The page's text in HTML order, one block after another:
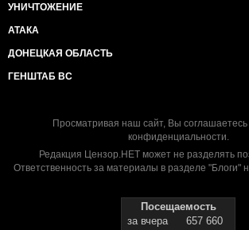
УНИЧТОЖЕНИЕ
АТАКА
ДОНЕЦКАЯ ОБЛАСТЬ
ГЕНШТАБ ВС
Просматривая наш сайт, Вы соглашаетесь
конфиденциальности.
Редакция Цензор.НЕТ может не разделять
Ответственность за материалы в разделе "Блоги"
Посещаемость
за вчера
657 660